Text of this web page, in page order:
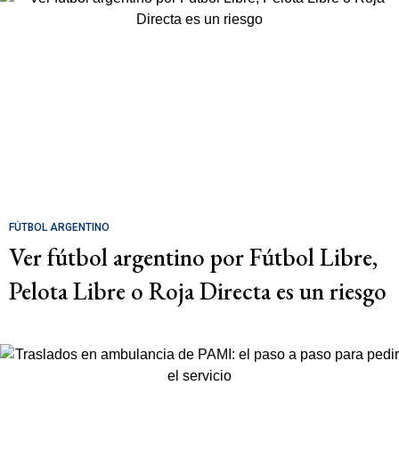
FÚTBOL ARGENTINO
Ver fútbol argentino por Fútbol Libre,
Pelota Libre o Roja Directa es un riesgo